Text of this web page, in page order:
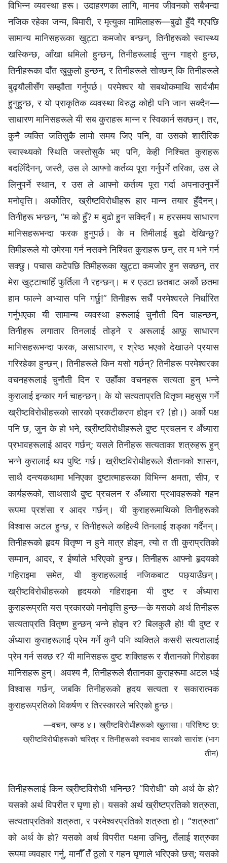
विभिन्न व्यवस्था हरू। उदाहरणका लागि, मानव जीवनको सबैभन्दा
नजिक रहेका जन्म, बिमारी, र मृत्युका मामिलाहरू—बुढो हुँदै गएपछि
सामान्य मानिसहरूका खुट्टा कमजोर बन्छन्, तिनीहरूको स्वास्थ्य
खस्किन्छ, आँखा धमिलो हुन्छन्, तिनीहरूलाई सुन्न गाह्रो हुन्छ,
तिनीहरूका दाँत खुकुलो हुन्छन्, र तिनीहरूले सोच्छन् कि तिनीहरूले
बुढ्यौलीसँग सम्झौता गर्नुपर्छ। परमेश्वर यो सबथोकमाथि सार्वभौम
हुनुहुन्छ, र यो प्राकृतिक व्यवस्था विरुद्ध कोही पनि जान सक्दैन—
साधारण मानिसहरूले यी सब कुराहरू मान्न र स्विकार्न सक्छन्। तर,
कुनै व्यक्ति जतिसुकै लामो समय जिए पनि, वा उसको शारीरिक
स्वास्थ्यको स्थिति जस्तोसुकै भए पनि, केही निश्चित कुराहरू
बदलिँदैनन्, जस्तै, उस ले आफ्नो कर्तव्य पूरा गर्नुपर्ने तरिका, उस ले
लिनुपर्ने स्थान, र उस ले आफ्नो कर्तव्य पूरा गर्दा अपनाउनुपर्ने
मनोवृत्ति। अर्कोतिर, ख्रीष्टविरोधीहरू हार मान्न तयार हुँदैनन्।
तिनीहरू भन्छन्, “म को हुँ? म बुढो हुन सक्दिनँ। म हरसमय साधारण
मानिसहरूभन्दा फरक हुनुपर्छ। के म तिमीलाई बुढो देखिन्छु?
तिमीहरूले यो उमेरमा गर्न नसक्ने निश्चित कुराहरू छन्, तर म भने गर्न
सक्छु। पचास कटेपछि तिमीहरूका खुट्टा कमजोर हुन सक्छन्, तर
मेरा खुट्टाचाहिँ फुर्तिला नै रहन्छन्। म र एउटा छतबाट अर्को छतमा
हाम फाल्ने अभ्यास पनि गर्छु!” तिनीहरू सधैँ परमेश्वरले निर्धारित
गर्नुभएका यी सामान्य व्यवस्था हरूलाई चुनौती दिन चाहन्छन्,
तिनीहरू लगातार तिनलाई तोड्ने र अरूलाई आफू साधारण
मानिसहरूभन्दा फरक, असाधारण, र श्रेष्ठ भएको देखाउने प्रयास
गरिरहेका हुन्छन्। तिनीहरूले किन यसो गर्छन्? तिनीहरू परमेश्वरका
वचनहरूलाई चुनौती दिन र उहाँका वचनहरू सत्यता हुन् भन्ने
कुरालाई इन्कार गर्न चाहन्छन्। के यो सत्यताप्रति वितृष्ण महसुस गर्ने
ख्रीष्टविरोधीहरूको सारको प्रकटीकरण होइन र? (हो।) अर्को पक्ष
पनि छ, जुन के हो भने, ख्रीष्टविरोधीहरूले दुष्ट प्रचलन र अँध्यारा
प्रभावहरूलाई आदर गर्छन्; यसले तिनीहरू सत्यताका शत्रुहरू हुन्
भन्ने कुरालाई थप पुष्टि गर्छ। ख्रीष्टविरोधीहरूले शैतानको शासन,
साथै दन्त्यकथामा भनिएका दुष्टात्माहरूका विभिन्न क्षमता, सीप, र
कार्यहरूको, साथसाथै दुष्ट प्रचलन र अँध्यारा प्रभावहरूको गहन
रूपमा प्रशंसा र आदर गर्छन्। यी कुराहरूमाथिको तिनीहरूको
विश्वास अटल हुन्छ, र तिनीहरूले कहिल्यै तिनलाई शङ्का गर्दैनन्।
तिनीहरूको हृदय वितृष्ण न हुने मात्र होइन, त्यो त ती कुराप्रतिको
सम्मान, आदर, र ईर्ष्याले भरिएको हुन्छ। तिनीहरू आफ्नो हृदयको
गहिराइमा समेत, यी कुराहरूलाई नजिकबाट पछ्याउँछन्।
ख्रीष्टविरोधीहरूको हृदयको गहिराइमा यी दुष्ट र अँध्यारा
कुराहरूप्रति यस प्रकारको मनोवृत्ति हुन्छ—के यसको अर्थ तिनीहरू
सत्यताप्रति वितृष्ण हुन्छन् भन्ने होइन र? बिलकुलै हो! यी दुष्ट र
अँध्यारा कुराहरूलाई प्रेम गर्ने कुनै पनि व्यक्तिले कसरी सत्यतालाई
प्रेम गर्न सक्छ र? यी मानिसहरू दुष्ट शक्तिहरू र शैतानको गिरोहका
मानिसहरू हुन्। अवश्य नै, तिनीहरूले शैतानका कुराहरूमा अटल भई
विश्वास गर्छन्, जबकि तिनीहरूको हृदय सत्यता र सकारात्मक
कुराहरूप्रतिको विकर्षण र तिरस्कारले भरिएको हुन्छ।
—वचन, खण्ड ४। ख्रीष्टविरोधीहरूको खुलासा। परिशिष्ट छ:
ख्रीष्टविरोधीहरूको चरित्र र तिनीहरूको स्वभाव सारको सारांश (भाग
तीन)
तिनीहरूलाई किन ख्रीष्टविरोधी भनिन्छ? “विरोधी” को अर्थ के हो?
यसको अर्थ विपरीत र घृणा हो। यसको अर्थ ख्रीष्टप्रतिको शत्रुता,
सत्यताप्रतिको शत्रुता, र परमेश्‍वरप्रतिको शत्रुता हो। “शत्रुता”
को अर्थ के हो? यसको अर्थ विपरीत पक्षमा उभिनु, तँलाई शत्रुका
रूपमा व्यवहार गर्नु, मानौँ तँ ठूलो र गहन घृणाले भरिएको छस्; यसको